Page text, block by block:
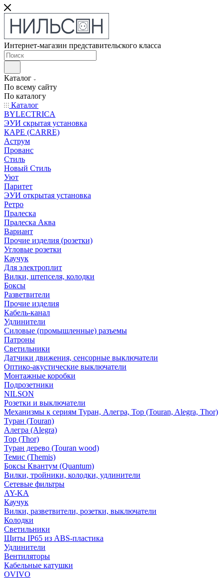
Интернет-магазин представительского класса
Каталог
По всему сайту
По каталогу
Каталог
BYLECTRICA
ЭУИ скрытая установка
КАРЕ (CARRE)
Аструм
Прованс
Стиль
Новый Стиль
Уют
Паритет
ЭУИ открытая установка
Ретро
Пралеска
Пралеска Аква
Вариант
Прочие изделия (розетки)
Угловые розетки
Каучук
Для электроплит
Вилки, штепселя, колодки
Боксы
Разветвители
Прочие изделия
Кабель-канал
Удлинители
Силовые (промышленные) разъемы
Патроны
Светильники
Датчики движения, сенсорные выключатели
Оптико-акустические выключатели
Монтажные коробки
Подрозетники
NILSON
Розетки и выключатели
Механизмы к сериям Туран, Алегра, Тор (Touran, Alegra, Thor)
Туран (Touran)
Алегра (Alegra)
Тор (Thor)
Туран дерево (Touran wood)
Темис (Themis)
Боксы Квантум (Quantum)
Вилки, тройники, колодки, удлинители
Сетевые фильтры
AY-KA
Каучук
Вилки, разветвители, розетки, выключатели
Колодки
Светильники
Щиты IP65 из ABS-пластика
Удлинители
Вентиляторы
Кабельные катушки
OVIVO